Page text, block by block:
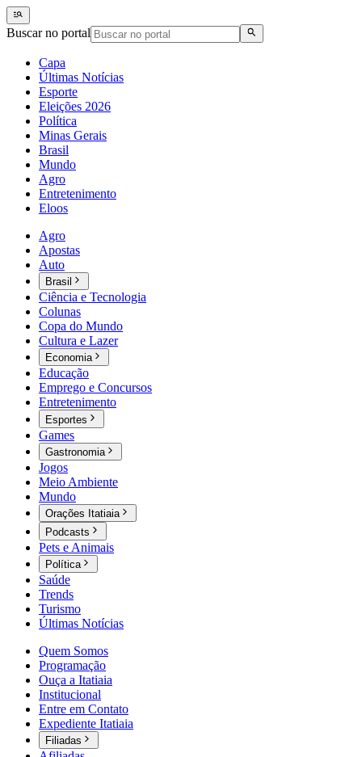
Buscar no portal
Capa
Últimas Notícias
Esporte
Eleições 2026
Política
Minas Gerais
Brasil
Mundo
Agro
Entretenimento
Eloos
Agro
Apostas
Auto
Brasil
Ciência e Tecnologia
Colunas
Copa do Mundo
Cultura e Lazer
Economia
Educação
Emprego e Concursos
Entretenimento
Esportes
Games
Gastronomia
Jogos
Meio Ambiente
Mundo
Orações Itatiaia
Podcasts
Pets e Animais
Política
Saúde
Trends
Turismo
Últimas Notícias
Quem Somos
Programação
Ouça a Itatiaia
Institucional
Entre em Contato
Expediente Itatiaia
Filiadas